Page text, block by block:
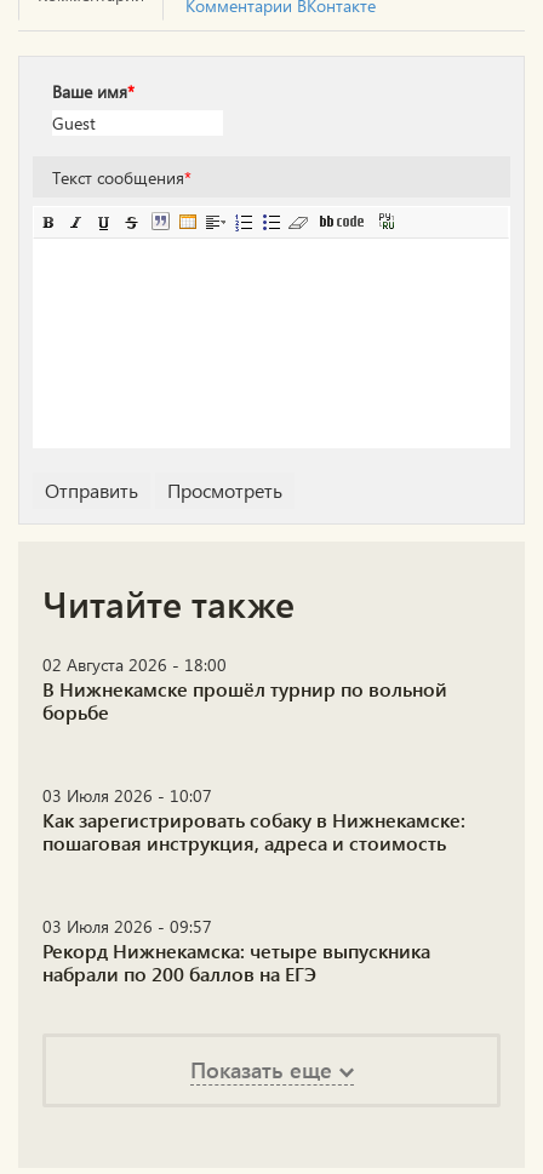
Комментарии ВКонтакте
Ваше имя*
Текст сообщения*
Читайте также
02 Августа 2026 - 18:00
В Нижнекамске прошёл турнир по вольной
борьбе
03 Июля 2026 - 10:07
Как зарегистрировать собаку в Нижнекамске:
пошаговая инструкция, адреса и стоимость
03 Июля 2026 - 09:57
Рекорд Нижнекамска: четыре выпускника
набрали по 200 баллов на ЕГЭ
Показать еще